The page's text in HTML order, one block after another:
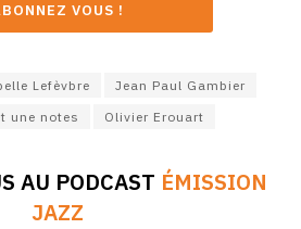
VOUS !
Lefèvbre
Jean Paul Gambier
une notes
Olivier Erouart
AU PODCAST ÉMISSION
JAZZ